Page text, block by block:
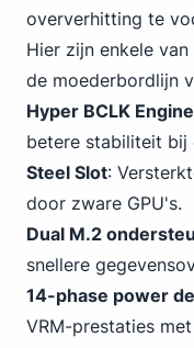
oververhitting te
Hier zijn enkele
de moederbordlijn
Hyper BCLK
betere stabiliteit bij
Steel Slot:
door zware GPU's.
Dual M.2
snellere
14-phase power
VRM-prestaties